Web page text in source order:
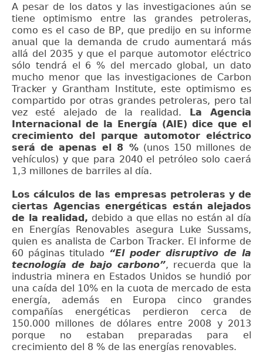
A pesar de los datos y las investigaciones aún se
tiene optimismo entre las grandes petroleras,
como es el caso de BP, que predijo en su informe
anual que la demanda de crudo aumentará más
allá del 2035 y que el parque automotor eléctrico
sólo tendrá el 6 % del mercado global, un dato
mucho menor que las investigaciones de Carbon
Tracker y Grantham Institute, este optimismo es
compartido por otras grandes petroleras, pero tal
vez esté alejado de la realidad. La Agencia
Internacional de la Energía (AIE) dice que el
crecimiento del parque automotor eléctrico
será de apenas el 8 %(unos 150 millones de
vehículos) y que para 2040 el petróleo solo caerá
1,3 millones de barriles al día.
Los cálculos de las empresas petroleras y de
ciertas Agencias energéticas están alejados
de la realidad, debido a que ellas no están al día
en Energías Renovables asegura Luke Sussams,
quien es analista de Carbon Tracker. El informe de
60 páginas titulado “El poder disruptivo de la
tecnología de bajo carbono”, recuerda que la
industria minera en Estados Unidos se hundió por
una caída del 10% en la cuota de mercado de esta
energía, además en Europa cinco grandes
compañías energéticas perdieron cerca de
150.000 millones de dólares entre 2008 y 2013
porque no estaban preparadas para el
crecimiento del 8 % de las energías renovables.